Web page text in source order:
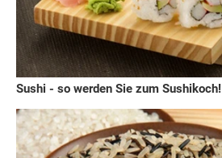
Sushi - so werden Sie zum Sushikoch!